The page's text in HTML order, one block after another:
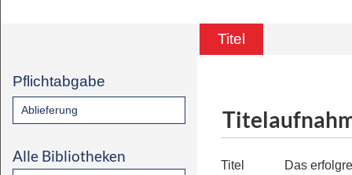
Titel
Pflichtabgabe
Ablieferung
Alle Bibliotheken
Titel
Das